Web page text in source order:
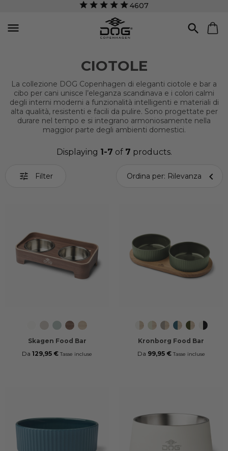
4607
 
CIOTOLE
La collezione DOG Copenhagen di eleganti ciotole e bar a
cibo per cani unisce l’eleganza scandinava e i colori calmi
degli interni moderni a funzionalità intelligenti e materiali di
alta qualità, resistenti e facili da pulire. Sono progettate per
durare nel tempo e si integrano armoniosamente nella
maggior parte degli ambienti domestici.
Displaying 1-7 of 7 products.
 Filter Ordina per: Rilevanza 
Premium
White
Grey
Sand
Fjord
Green
WalnutOak
Skagen Food Bar
Da 129,95 € Tasse incluse
Off
White/Oak
Mint
Green/Oak
Caffe
Latte/Oak
Petrol
Blue/Oak
Racing
Green/Oak
Off
White/
Kronborg Food Bar
Da 99,95 € Tasse incluse